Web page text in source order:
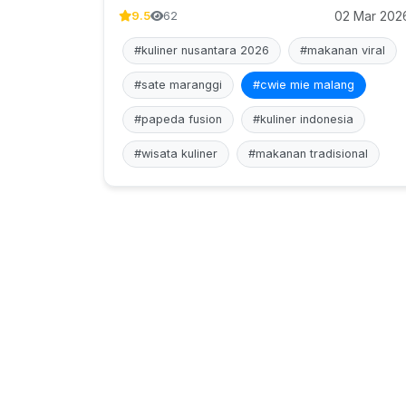
9.5 62 02 Mar
#kuliner nusantara 2026 #makanan viral
#sate maranggi #cwie mie malang
#papeda fusion #kuliner indonesia
#wisata kuliner #makanan tradisional